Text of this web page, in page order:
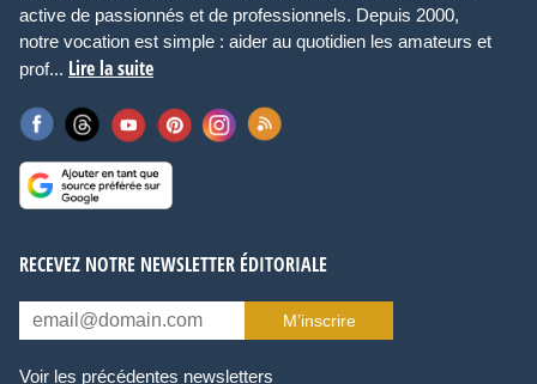
active de passionnés et de professionnels. Depuis 2000,
notre vocation est simple : aider au quotidien les amateurs et
prof... Lire la suite
RECEVEZ NOTRE NEWSLETTER ÉDITORIALE
M’inscrire
Voir les précédentes newsletters